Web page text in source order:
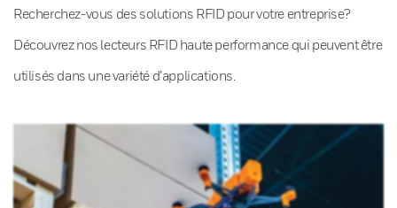
Recherchez-vous des solutions RFID pour votre entreprise?
Découvrez nos lecteurs RFID haute performance qui peuvent être
utilisés dans une variété d’applications.